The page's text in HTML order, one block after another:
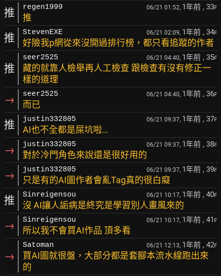
推 regen1999 06/21 01:52, 1年前 , 33F
推
推 StevenEXE 06/21 02:09, 1年前 , 34F
好險我p網從來沒開過排行榜，都只看追蹤的作者
推
seer2525 06/21 04:40, 1年前 , 35F
藏的就靠人檢舉再人工檢查 跟檢查有沒有修正一
樣的道理
→ seer2525 06/21 04:40, 1年前 , 36F
而已
推 justin332805 06/21 09:37, 1年前 , 37F
AI也不全都是屎坑啦…
→ justin332805 06/21 09:37, 1年前 , 38F
對於冷門角色來說還是很好用的
→ justin332805 06/21 09:37, 1年前 , 39F
只是有的AI圖作者會亂Tag真的很白癡
推 Sinreigensou 06/21 10:17, 1年前 , 40F
沒 AI讓人詬病是終究是學習別人畫風來的
→ Sinreigensou 06/21 10:17, 1年前 , 41 F
所以我不會買AI作品 頂多看
→
Satoman 06/21 12:13, 1年前 , 42F
買AI圖就很盤，大部分都是套腳本流水線跑出來
的